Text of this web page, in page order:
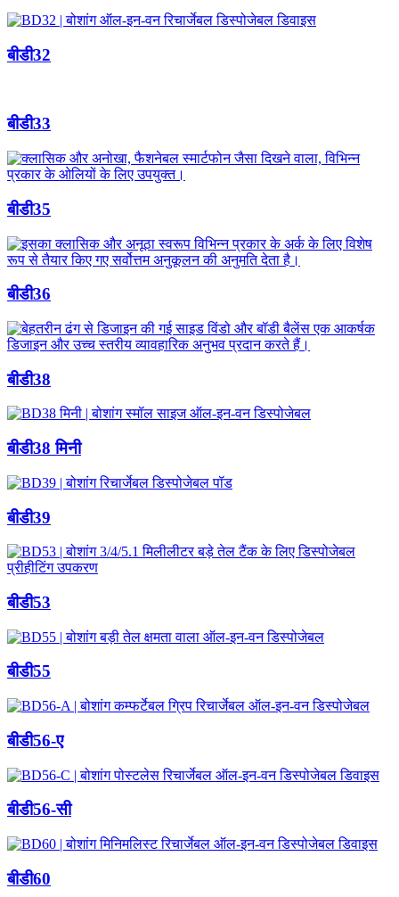
बीडी32
बीडी33
बीडी35
बीडी36
बीडी38
बीडी38 मिनी
बीडी39
बीडी53
बीडी55
बीडी56-ए
बीडी56-सी
बीडी60